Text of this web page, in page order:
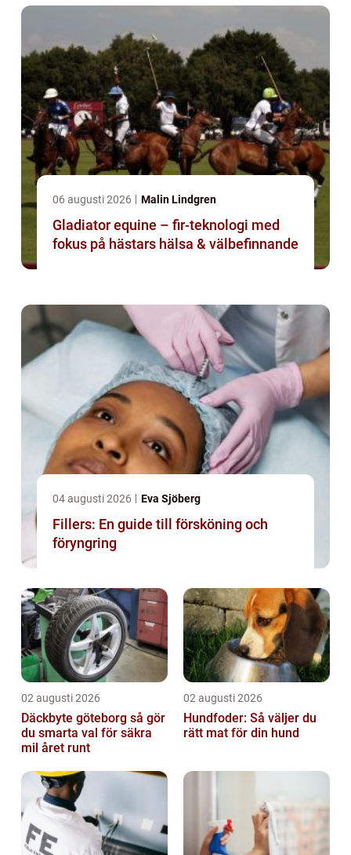
06 augusti 2026 Malin Lindgren
Gladiator equine – fir-teknologi med
fokus på hästars hälsa & välbefinnande
04 augusti 2026 Eva Sjöberg
Fillers: En guide till försköning och
föryngring
02 augusti 2026
Däckbyte göteborg så gör
du smarta val för säkra
mil året runt
02 augusti 2026
Hundfoder: Så väljer du
rätt mat för din hund